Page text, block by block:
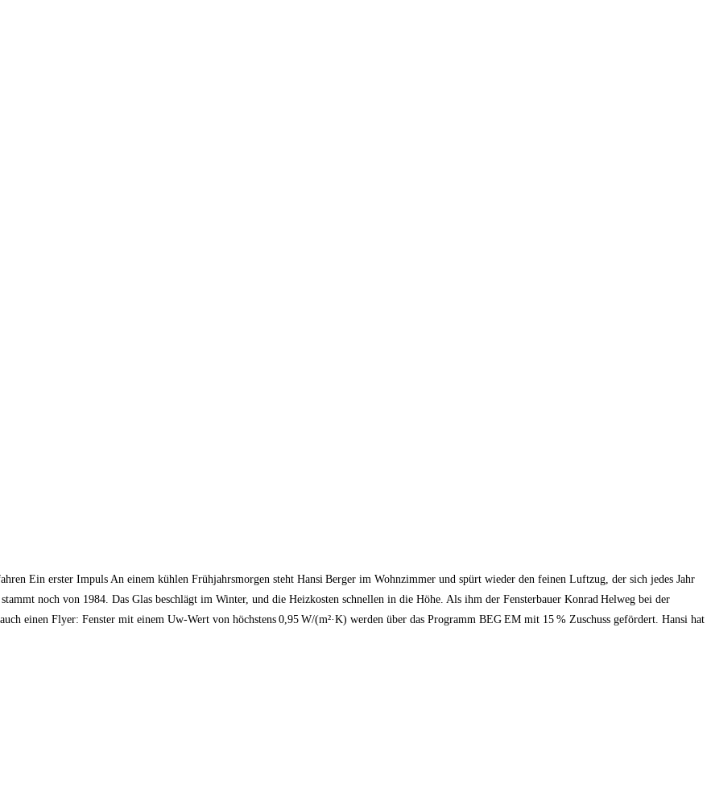
Ein erster Impuls An einem kühlen Frühjahrsmorgen steht Hansi Berger im Wohnzimmer und spürt wieder den feinen Luftzug, der sich jedes Jahr
noch von 1984. Das Glas beschlägt im Winter, und die Heizkosten schnellen in die Höhe. Als ihm der Fensterbauer Konrad Helweg bei der
einen Flyer: Fenster mit einem Uw‑Wert von höchstens 0,95 W/(m²·K) werden über das Programm BEG EM mit 15 % Zuschuss gefördert. Hansi hat